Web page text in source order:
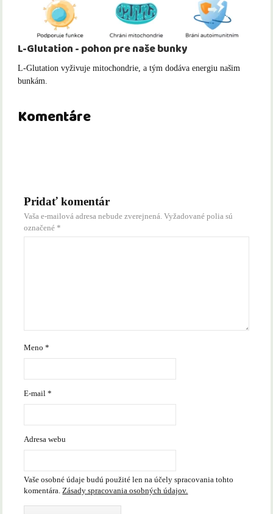
L-Glutation - pohon pre naše bunky
L-Glutation vyživuje mitochondrie, a tým dodáva energiu našim
bunkám.
Komentáre
Pridať komentár
Vaša e-mailová adresa nebude zverejnená. Vyžadované polia sú
označené *
Meno*
E-mail*
Adresa webu
Vaše osobné údaje budú použité len na účely spracovania tohto
komentára. Zásady spracovania osobných údajov.